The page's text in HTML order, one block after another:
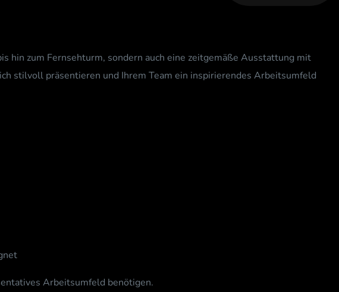
hin zum Fernsehturm, sondern auch eine zeitgemäße Ausstattung mit
stilvoll präsentieren und Ihrem Team ein inspirierendes Arbeitsumfeld
Arbeitsumfeld benötigen.